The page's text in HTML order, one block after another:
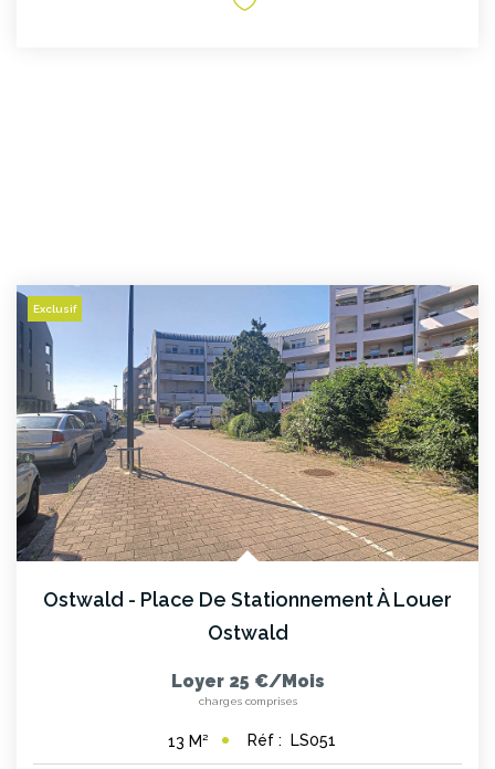
Exclusif
Ostwald - Place De Stationnement À Louer
Ostwald
Loyer 25 €/mois
charges comprises
13 M² Réf : LS051